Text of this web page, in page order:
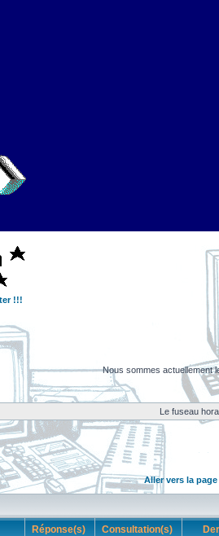
!!!
Nous sommes actuellement
Le fuseau
Aller vers la page
Réponse(s) Consultation(s)